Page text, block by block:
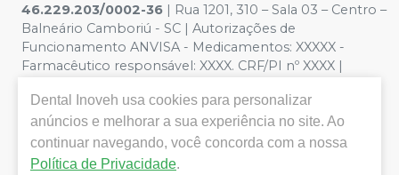
46.229.203/0002-36 | Rua 1201, 310 – Sala 03 – Centro –
Balneário Camboriú - SC | Autorizações de
Funcionamento ANVISA - Medicamentos: XXXXX -
Farmacêutico responsável: XXXX. CRF/PI nº XXXX |
ilustrativas - Os preços e condições da loja virtual estão
sujeitos a alterações. Em caso de divergência de preços
no site, o valor válido é o do Carrinho de Compra. Não
vendemos por atacado, por isso nos reservamos o
Dental Inoveh usa cookies para personalizar
anúncios e melhorar a sua experiência no site. Ao
continuar navegando, você concorda com a nossa
Política de Privacidade.